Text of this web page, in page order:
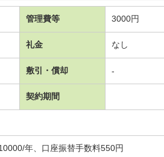
管理費等 3000円
礼金 なし
敷引・償却 -
契約期間
年、口座振替手数料550円